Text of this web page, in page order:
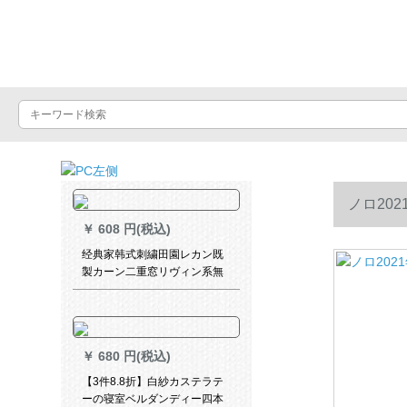
￥ 608 円(税込)
经典家韩式刺繍田園レカン既
製カーン二重窓リヴィン系無
の完全遮光布紫布刺繍紗二重
ーズアップ
￥ 680 円(税込)
【3件8.8折】白紗カステラテ
ーの寝室ベルダンディー四本
ノロ